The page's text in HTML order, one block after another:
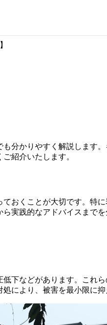
分かりやすく解説します
紹介いたします。
おくことが大切です。特
実践的なアドバイスまでを
下などがあります。これ
により、被害を最小限に抑